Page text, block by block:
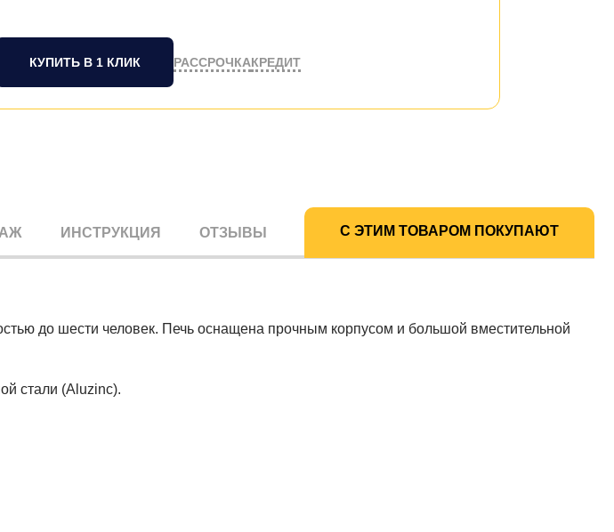
КУПИТЬ В 1 КЛИК РАССРОЧКАКРЕДИТ
ИНСТРУКЦИЯ ОТЗЫВЫ С ЭТИМ ТОВАРОМ ПОКУПАЮТ
до шести человек. Печь оснащена прочным корпусом и большой вместительной
стали (Aluzinc).